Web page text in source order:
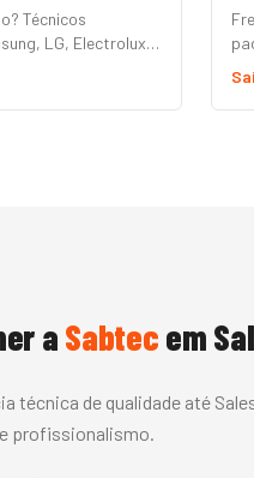
Técnicos
LG, Electrolux,
marcas. Erros de
aSabtecem
técnica de qualidade até
profissionalismo.